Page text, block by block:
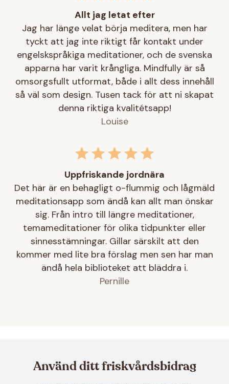
Allt jag letat efter
Jag har länge velat börja meditera, men har
tyckt att jag inte riktigt får kontakt under
engelskspråkiga meditationer, och de svenska
apparna har varit krångliga. Mindfully är så
omsorgsfullt utformat, både i allt dess innehåll
så väl som design. Tusen tack för att ni skapat
denna riktiga kvalitétsapp!
Louise
Uppfriskande jordnära
Det här är en behagligt o-flummig och lågmäld
meditationsapp som ändå kan allt man önskar
sig. Från intro till längre meditationer,
temameditationer för olika tidpunkter eller
sinnesstämningar. Gillar särskilt att den
kommer med lite bra förslag men sen har man
ändå hela biblioteket att bläddra i.
Pernille
Använd ditt friskvårdsbidrag